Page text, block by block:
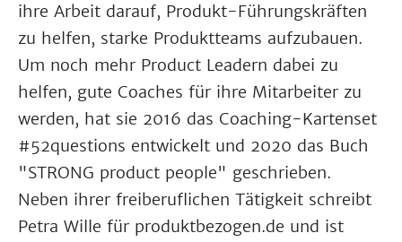
ihre Arbeit darauf, Produkt-Führungskräften
zu helfen, starke Produktteams aufzubauen.
Um noch mehr Product Leadern dabei zu
helfen, gute Coaches für ihre Mitarbeiter zu
werden, hat sie 2016 das Coaching-Kartenset
#52questions entwickelt und 2020 das Buch
"STRONG product people" geschrieben.
Neben ihrer freiberuflichen Tätigkeit schreibt
Petra Wille für produktbezogen.de und ist